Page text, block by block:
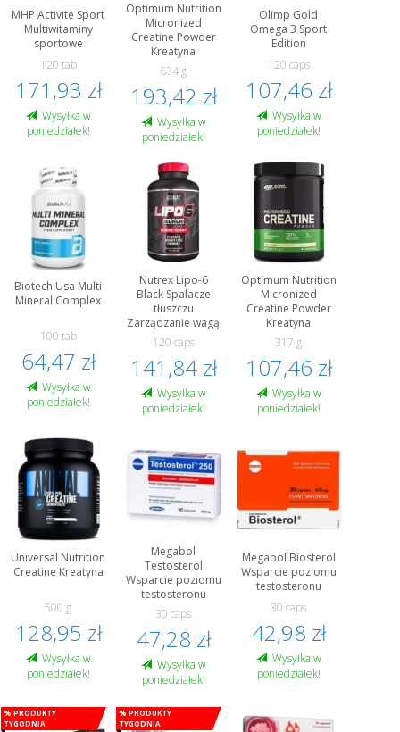
MHP Activite Sport
Multiwitaminy
sportowe
120 tab
171,93 zł
Wysyłka w
poniedziałek!
Optimum Nutrition
Micronized
Creatine Powder
Kreatyna
634 g
193,42 zł
Wysyłka w
poniedziałek!
Olimp Gold
Omega 3 Sport
Edition
120 caps
107,46 zł
Wysyłka w
poniedziałek!
Biotech Usa Multi
Mineral Complex
100 tab
64,47 zł
Wysyłka w
poniedziałek!
Nutrex Lipo-6
Black Spalacze
tłuszczu
Zarządzanie wagą
120 caps
141,84 zł
Wysyłka w
poniedziałek!
Optimum Nutrition
Micronized
Creatine Powder
Kreatyna
317 g
107,46 zł
Wysyłka w
poniedziałek!
Universal Nutrition
Creatine Kreatyna
500 g
128,95 zł
Wysyłka w
poniedziałek!
Megabol
Testosterol
Wsparcie poziomu
testosteronu
30 caps
47,28 zł
Wysyłka w
poniedziałek!
Megabol Biosterol
Wsparcie poziomu
testosteronu
30 caps
42,98 zł
Wysyłka w
poniedziałek!
% Produkty
tygodnia
% Produkty
tygodnia